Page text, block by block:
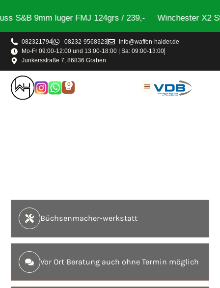
9mm luger FMJ 124grs / 239,- Winchester X2 Steel
082321794 08232-9568323
info@waffen-haider.de
Mo-Fr 09:00-12:00 und 13:00-18:00 | Sa: 09:00-13:00
Junkersstraße 7, 86836 Graben
0
Büchsenmacher-werkstatt
Vor Ort Beratung auch ohne Termin möglich